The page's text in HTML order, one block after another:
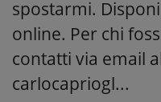
spostarmi.
online. Per chi
contatti via email
carlocapriogl...